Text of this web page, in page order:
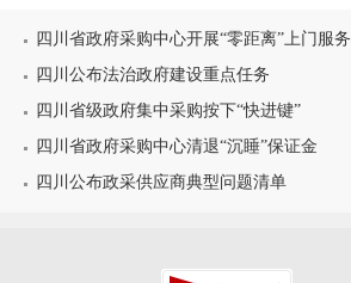
四川省政府采购中心开展“零距离”上门服务
四川公布法治政府建设重点任务
四川省级政府集中采购按下“快进键”
四川省政府采购中心清退“沉睡”保证金
四川公布政采供应商典型问题清单